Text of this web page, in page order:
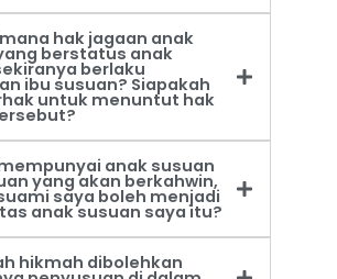
hak jagaan anak
berstatus anak
berlaku
ibu susuan? Siapakah
untuk menuntut hak
mempunyai anak susuan
yang akan berkahwin,
saya boleh menjadi
anak susuan saya itu?
hikmah dibolehkan